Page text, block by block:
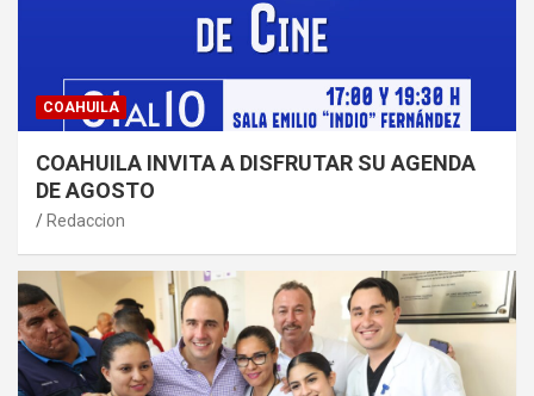
COAHUILA
COAHUILA INVITA A DISFRUTAR SU AGENDA
DE AGOSTO
Redaccion